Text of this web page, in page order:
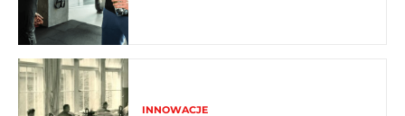
INNOWACJE